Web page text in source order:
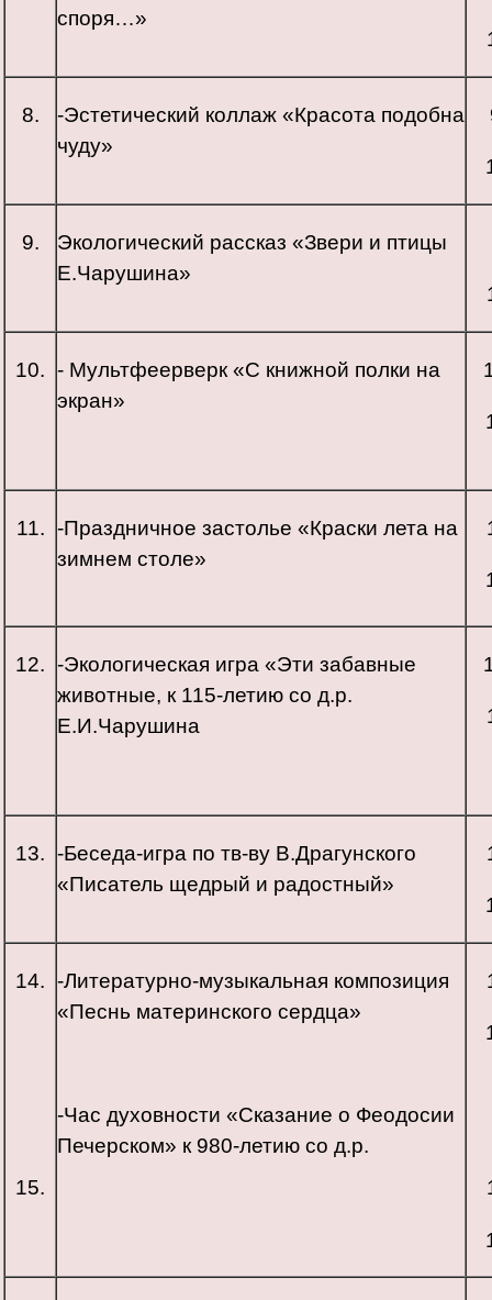
споря…»
8.
-Эстетический коллаж «Красота подобна
чуду»
9.
Экологический рассказ «Звери и птицы
Е.Чарушина»
10. - Мультфеерверк «С книжной полки на
экран»
11. -Праздничное застолье «Краски лета на
зимнем столе»
12. -Экологическая игра «Эти забавные
животные, к 115-летию со д.р.
Е.И.Чарушина
13. -Беседа-игра по тв-ву В.Драгунского
«Писатель щедрый и радостный»
14.
15.
-Литературно-музыкальная композиция
«Песнь материнского сердца»
-Час духовности «Сказание о Феодосии
Печерском» к 980-летию со д.р.